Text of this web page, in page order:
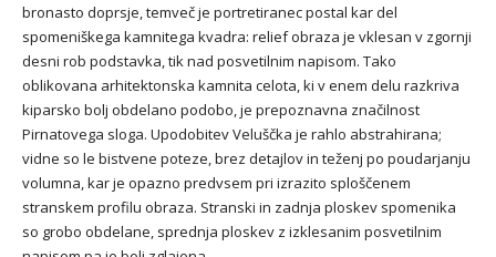
bronasto doprsje, temveč je portretiranec postal kar del
spomeniškega kamnitega kvadra: relief obraza je vklesan v zgornji
desni rob podstavka, tik nad posvetilnim napisom. Tako
oblikovana arhitektonska kamnita celota, ki v enem delu razkriva
kiparsko bolj obdelano podobo, je prepoznavna značilnost
Pirnatovega sloga. Upodobitev Veluščka je rahlo abstrahirana;
vidne so le bistvene poteze, brez detajlov in teženj po poudarjanju
volumna, kar je opazno predvsem pri izrazito sploščenem
stranskem profilu obraza. Stranski in zadnja ploskev spomenika
so grobo obdelane, sprednja ploskev z izklesanim posvetilnim